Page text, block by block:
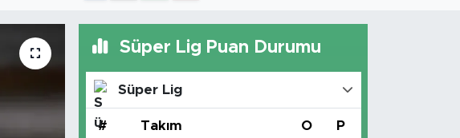
Süper Lig Puan Durumu
Süper Lig
# Takım O P